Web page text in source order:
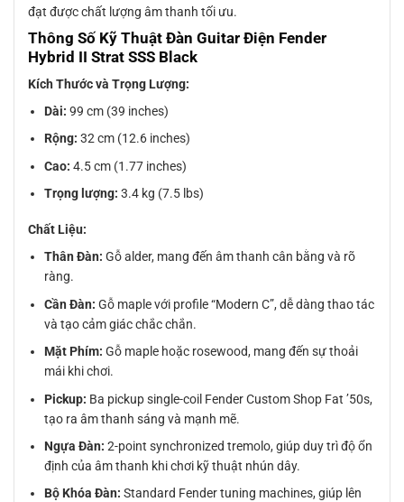
đạt được chất lượng âm thanh tối ưu.
Thông Số Kỹ Thuật Đàn Guitar Điện Fender
Hybrid II Strat SSS Black
Kích Thước và Trọng Lượng:
Dài: 99 cm (39 inches)
Rộng: 32 cm (12.6 inches)
Cao: 4.5 cm (1.77 inches)
Trọng lượng: 3.4 kg (7.5 lbs)
Chất Liệu:
Thân Đàn: Gỗ alder, mang đến âm thanh cân bằng và rõ
ràng.
Cần Đàn: Gỗ maple với profile “Modern C”, dễ dàng thao tác
và tạo cảm giác chắc chắn.
Mặt Phím: Gỗ maple hoặc rosewood, mang đến sự thoải
mái khi chơi.
Pickup: Ba pickup single-coil Fender Custom Shop Fat ’50s,
tạo ra âm thanh sáng và mạnh mẽ.
Ngựa Đàn: 2-point synchronized tremolo, giúp duy trì độ ổn
định của âm thanh khi chơi kỹ thuật nhún dây.
Bộ Khóa Đàn: Standard Fender tuning machines, giúp lên